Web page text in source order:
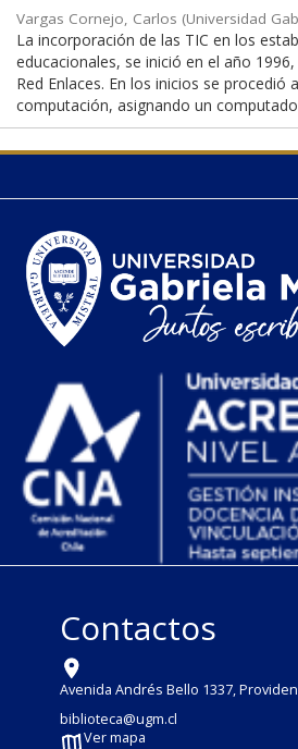
Vargas Cornejo, Carlos (Universidad
La incorporación de las TIC en los
educacionales, se inició en el año
Red Enlaces. En los inicios se procedió
computación, asignando un
Contactos
Avenida Andrés Bello 1337,
biblioteca@ugm.cl
Ver mapa